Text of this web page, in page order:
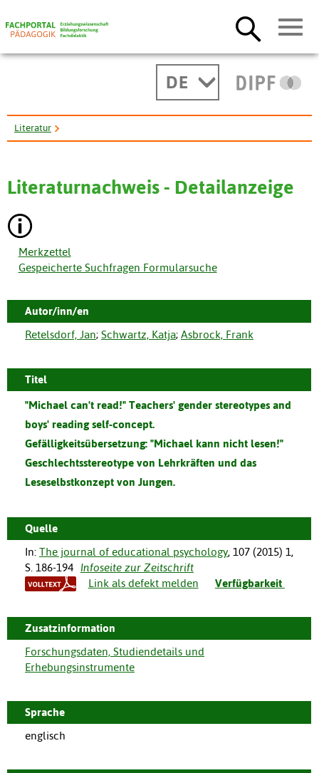
DE
Literatur
Literaturnachweis - Detailanzeige
Merkzettel
Gespeicherte Suchfragen Formularsuche
Autor/inn/en
Retelsdorf, Jan; Schwartz, Katja; Asbrock, Frank
Titel
"Michael can't read!" Teachers' gender stereotypes and
boys' reading self-concept.
Gefälligkeitsübersetzung: "Michael kann nicht lesen!"
Geschlechtsstereotype von Lehrkräften und das
Leseselbstkonzept von Jungen.
Quelle
In: The journal of educational psychology, 107 (2015) 1 ,
S. 186-194
Infoseite zur Zeitschrift
Link als defekt melden
Verfügbarkeit
Zusatzinformation
Forschungsdaten, Studiendetails und
Erhebungsinstrumente
Sprache
englisch